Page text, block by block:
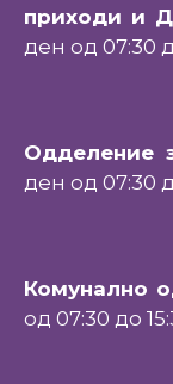
приходи и
ден од 07:30
Одделение
ден од 07:30
Комунално
од 07:30 до